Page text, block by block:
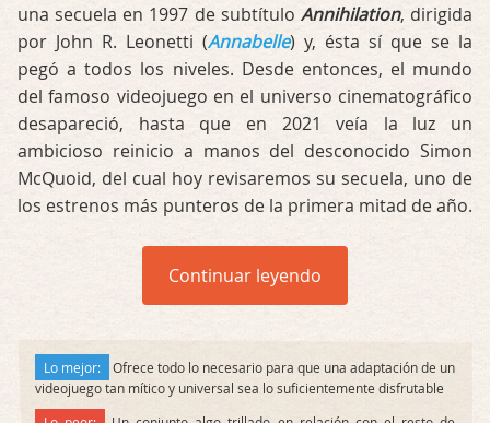
una secuela en 1997 de subtítulo Annihilation, dirigida
por John R. Leonetti (Annabelle) y, ésta sí que se la
pegó a todos los niveles. Desde entonces, el mundo
del famoso videojuego en el universo cinematográfico
desapareció, hasta que en 2021 veía la luz un
ambicioso reinicio a manos del desconocido Simon
McQuoid, del cual hoy revisaremos su secuela, uno de
los estrenos más punteros de la primera mitad de año.
Continuar leyendo
Lo mejor:
Ofrece todo lo necesario para que una adaptación de un
videojuego tan mítico y universal sea lo suficientemente disfrutable